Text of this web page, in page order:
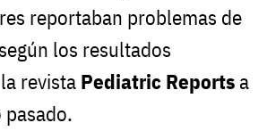
reportaban problemas de
los resultados
revista Pediatric Reports a